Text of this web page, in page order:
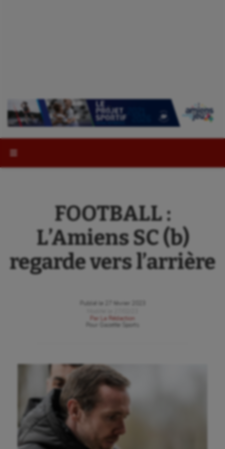
FOOTBALL :
L’Amiens SC (b)
regarde vers l’arrière
Publié le
27 février 2023
Par
La Rédaction
Gazette Sports